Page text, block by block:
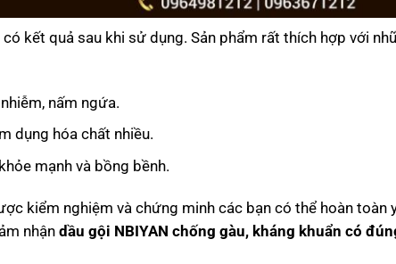
kết quả sau khi sử dụng. Sản phẩm rất thích hợp với
nấm ngứa.
dụng hóa chất nhiều.
mạnh và bồng bềnh.
kiểm nghiệm và chứng minh các bạn có thể hoàn toàn
nhậndầu gội NBIYAN chống gàu, kháng khuẩn có